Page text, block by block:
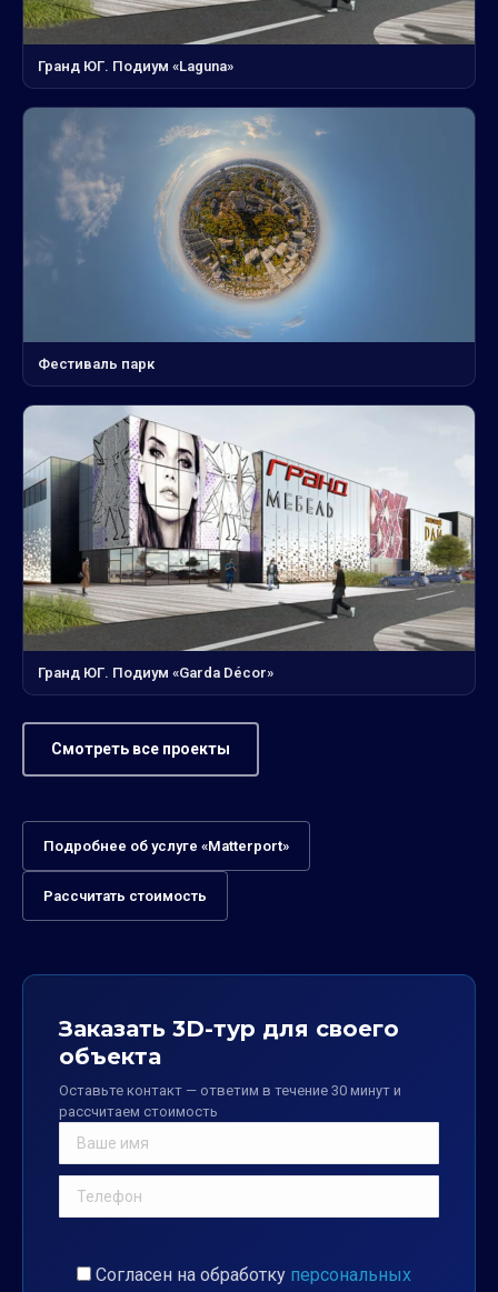
Гранд ЮГ. Подиум «Laguna»
Фестиваль парк
Гранд ЮГ. Подиум «Garda Décor»
Смотреть все проекты
Подробнее об услуге «Matterport»
Рассчитать стоимость
Заказать 3D-тур для своего
объекта
Оставьте контакт — ответим в течение 30 минут и
рассчитаем стоимость
Согласен на обработку персональных